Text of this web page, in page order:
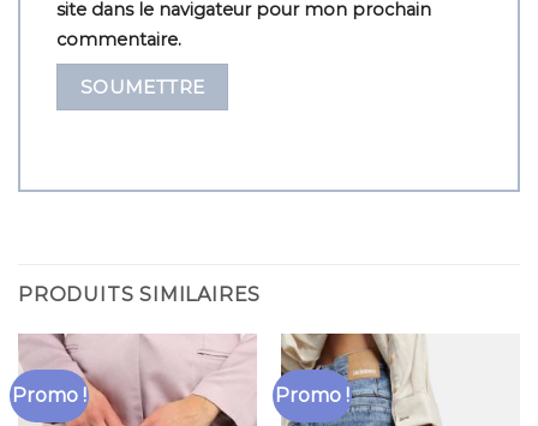
site dans le navigateur pour mon prochain
commentaire.
PRODUITS SIMILAIRES
Promo ! Promo !